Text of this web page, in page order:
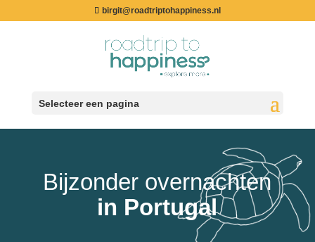
birgit@roadtriptohappiness.nl
Selecteer een pagina
Bijzonder overnachten
in Portugal